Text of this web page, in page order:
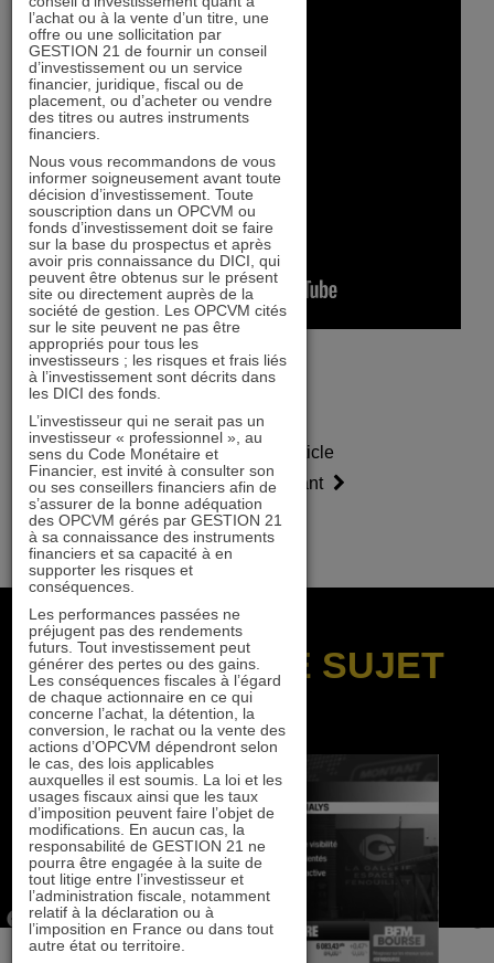
Article
précédent
Article
suivant
SUR LE MÊME SUJET
l’achat ou à la vente d’un titre, une
offre ou une sollicitation par
GESTION 21 de fournir un conseil
d’investissement ou un service
financier, juridique, fiscal ou de
placement, ou d’acheter ou vendre
des titres ou autres instruments
financiers.
Nous vous recommandons de vous
informer soigneusement avant toute
décision d’investissement. Toute
souscription dans un OPCVM ou
fonds d’investissement doit se faire
sur la base du prospectus et après
avoir pris connaissance du DICI, qui
peuvent être obtenus sur le présent
site ou directement auprès de la
société de gestion. Les OPCVM cités
sur le site peuvent ne pas être
appropriés pour tous les
investisseurs ; les risques et frais liés
à l’investissement sont décrits dans
les DICI des fonds.
L’investisseur qui ne serait pas un
investisseur « professionnel », au
sens du Code Monétaire et
Financier, est invité à consulter son
ou ses conseillers financiers afin de
s’assurer de la bonne adéquation
des OPCVM gérés par GESTION 21
à sa connaissance des instruments
financiers et sa capacité à en
supporter les risques et
conséquences.
Les performances passées ne
préjugent pas des rendements
futurs. Tout investissement peut
générer des pertes ou des gains.
Les conséquences fiscales à l’égard
de chaque actionnaire en ce qui
concerne l’achat, la détention, la
conversion, le rachat ou la vente des
actions d’OPCVM dépendront selon
le cas, des lois applicables
auxquelles il est soumis. La loi et les
usages fiscaux ainsi que les taux
d’imposition peuvent faire l’objet de
modifications. En aucun cas, la
responsabilité de GESTION 21 ne
pourra être engagée à la suite de
tout litige entre l’investisseur et
l’administration fiscale, notamment
relatif à la déclaration ou à
l’imposition en France ou dans tout
autre état ou territoire.